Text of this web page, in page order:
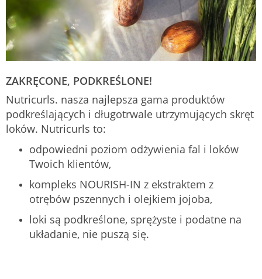
ZAKRĘCONE, PODKREŚLONE!
Nutricurls. nasza najlepsza gama produktów
podkreślających i długotrwale utrzymujących skręt
loków. Nutricurls to:
odpowiedni poziom odżywienia fal i loków
Twoich klientów,
kompleks NOURISH-IN z ekstraktem z
otrębów pszennych i olejkiem jojoba,
loki są podkreślone, sprężyste i podatne na
układanie, nie puszą się.